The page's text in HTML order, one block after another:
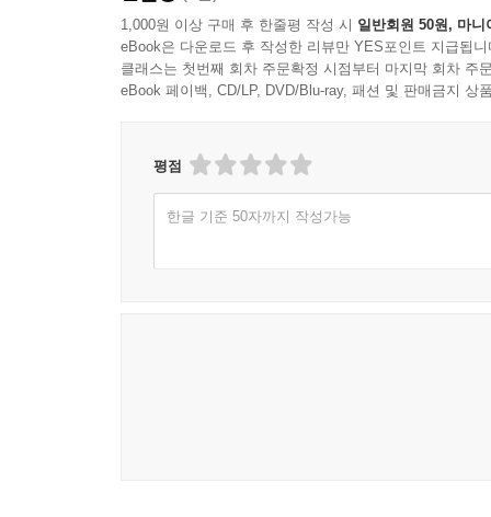
1,000원 이상 구매 후 한줄평 작성 시 일반회원 50원, 마니
eBook은 다운로드 후 작성한 리뷰만 YES포인트 지급됩니
클래스는 첫번째 회차 주문확정 시점부터 마지막 회차 주
eBook 페이백, CD/LP, DVD/Blu-ray, 패션 및 판매금지 상
평점
한글 기준 50자까지 작성가능